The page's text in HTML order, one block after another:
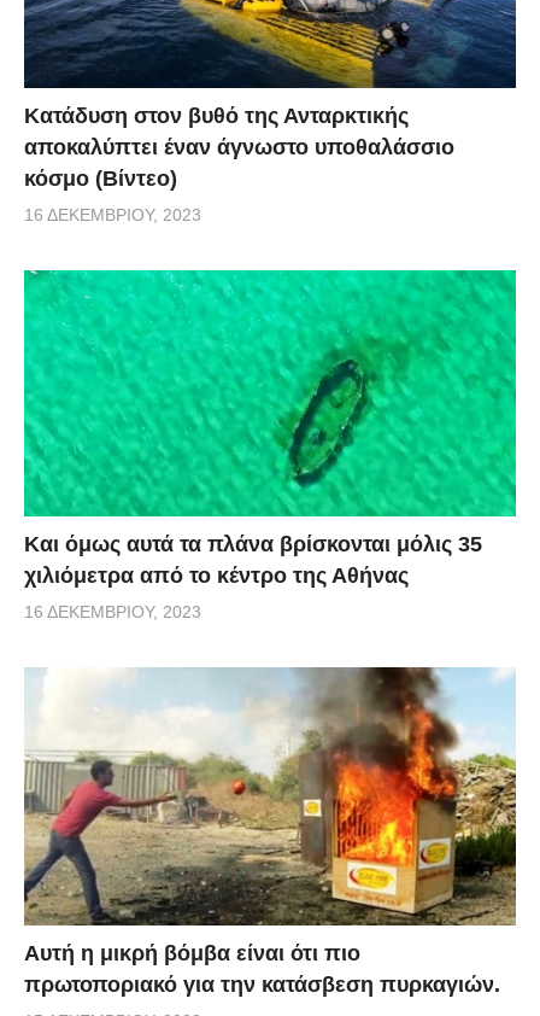
Κατάδυση στον βυθό της Ανταρκτικής
αποκαλύπτει έναν άγνωστο υποθαλάσσιο
κόσμο (Βίντεο)
16 ΔΕΚΕΜΒΡΊΟΥ, 2023
Και όμως αυτά τα πλάνα βρίσκονται μόλις 35
χιλιόμετρα από το κέντρο της Αθήνας
16 ΔΕΚΕΜΒΡΊΟΥ, 2023
Αυτή η μικρή βόμβα είναι ότι πιο
πρωτοποριακό για την κατάσβεση πυρκαγιών.